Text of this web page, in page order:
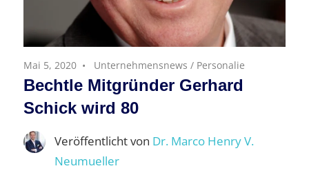
Mai 5, 2020 Unternehmensnews / Personalie
Bechtle Mitgründer Gerhard
Schick wird 80
Veröffentlicht von Dr. Marco Henry V.
Neumueller